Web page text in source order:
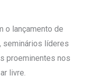
o lançamento de
seminários líderes
proeminentes nos
livre.